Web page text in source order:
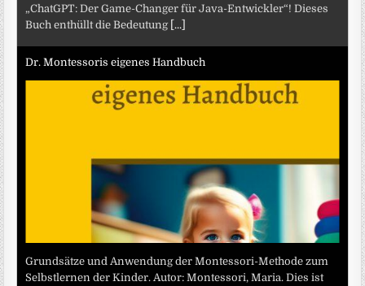
„ChatGPT: Der Game-Changer für Java-Entwickler“! Dieses
Buch enthüllt die Bedeutung [...]
Dr. Montessoris eigenes Handbuch
Grundsätze und Anwendung der Montessori-Methode zum
Selbstlernen der Kinder. Autor: Montessori, Maria. Dies ist